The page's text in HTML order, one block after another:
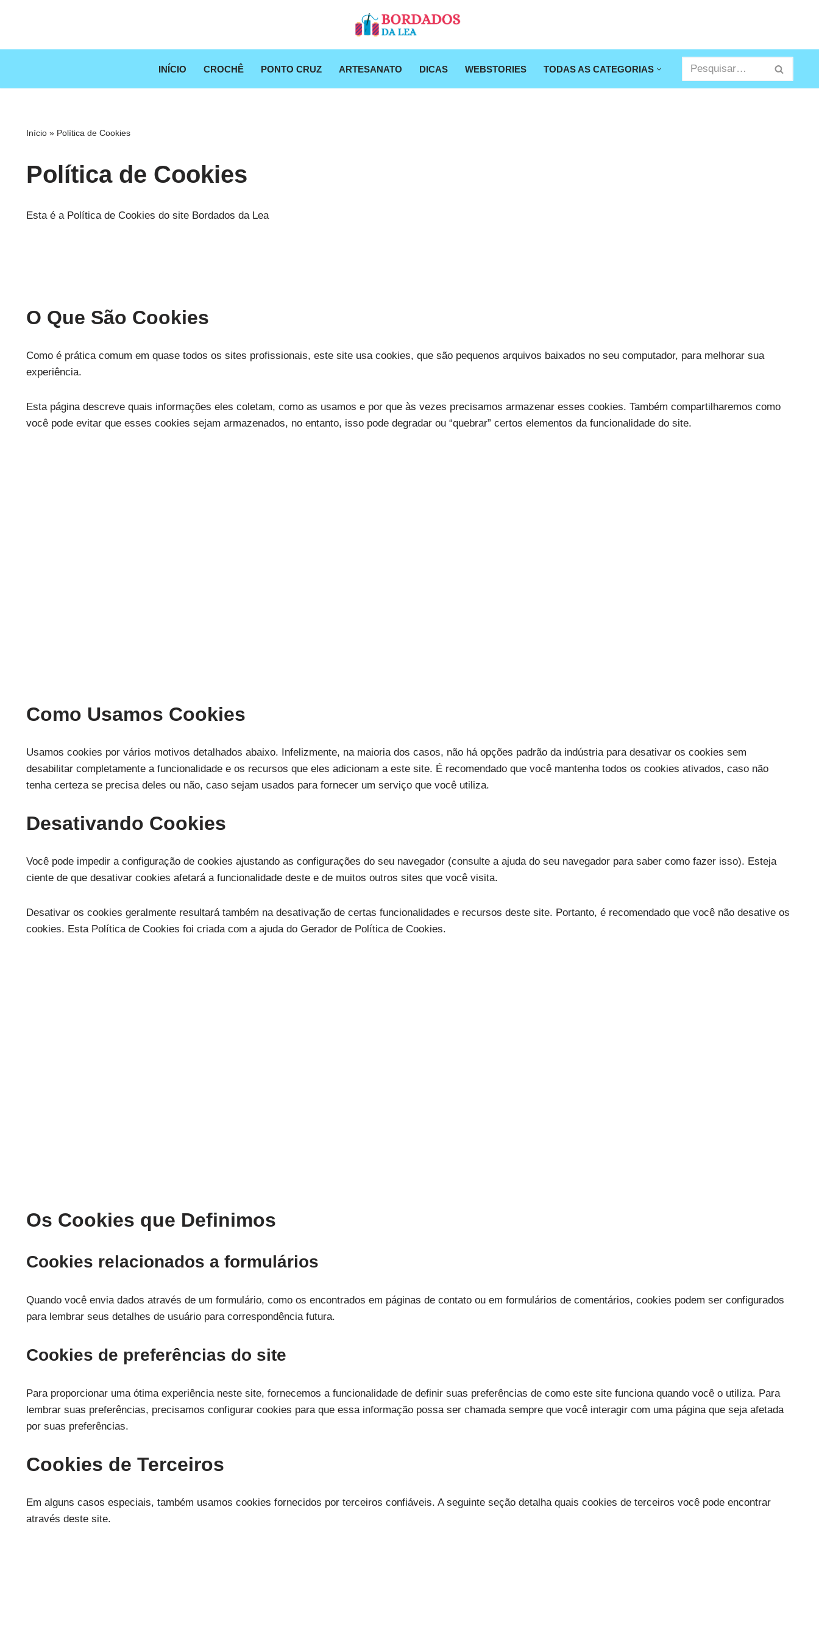
para
INÍCIO CROCHÊ PONTO CRUZ ARTESANATO DICAS WEBSTORIES TODAS AS CATEGORIAS
Início» Política de Cookies
Política de Cookies
Esta é a Política de Cookies do site Bordados da Lea
O Que São Cookies
Como é prática comum em quase todos os sites profissionais, este site usa cookies, que são pequenos arquivos baixados no seu computador, para melhorar sua
experiência.
Esta página descreve quais informações eles coletam, como as usamos e por que às vezes precisamos armazenar esses cookies. Também compartilharemos como
você pode evitar que esses cookies sejam armazenados, no entanto, isso pode degradar ou “quebrar” certos elementos da funcionalidade do site.
Como Usamos Cookies
Usamos cookies por vários motivos detalhados abaixo. Infelizmente, na maioria dos casos, não há opções padrão da indústria para desativar os cookies sem
desabilitar completamente a funcionalidade e os recursos que eles adicionam a este site. É recomendado que você mantenha todos os cookies ativados, caso não
tenha certeza se precisa deles ou não, caso sejam usados para fornecer um serviço que você utiliza.
Desativando Cookies
Você pode impedir a configuração de cookies ajustando as configurações do seu navegador (consulte a ajuda do seu navegador para saber como fazer isso). Esteja
ciente de que desativar cookies afetará a funcionalidade deste e de muitos outros sites que você visita.
Desativar os cookies geralmente resultará também na desativação de certas funcionalidades e recursos deste site. Portanto, é recomendado que você não desative os
cookies. Esta Política de Cookies foi criada com a ajuda do Gerador de Política de Cookies.
Os Cookies que Definimos
Cookies relacionados a formulários
Quando você envia dados através de um formulário, como os encontrados em páginas de contato ou em formulários de comentários, cookies podem ser configurados
para lembrar seus detalhes de usuário para correspondência futura.
Cookies de preferências do site
Para proporcionar uma ótima experiência neste site, fornecemos a funcionalidade de definir suas preferências de como este site funciona quando você o utiliza. Para
lembrar suas preferências, precisamos configurar cookies para que essa informação possa ser chamada sempre que você interagir com uma página que seja afetada
por suas preferências.
Cookies de Terceiros
Em alguns casos especiais, também usamos cookies fornecidos por terceiros confiáveis. A seguinte seção detalha quais cookies de terceiros você pode encontrar
através deste site.